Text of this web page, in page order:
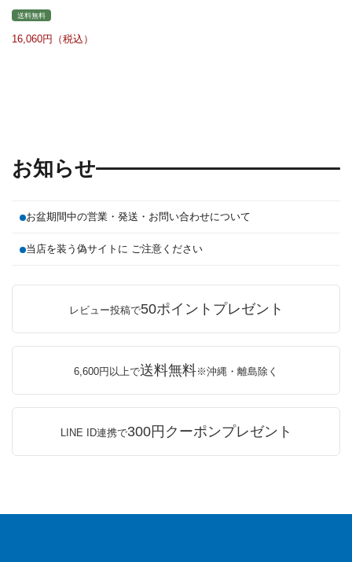
送料無料
16,060
お知らせ
お盆期間中の営業・発送・お問い合わせについて
当店を装う偽サイトに ご注意ください
レビュー投稿で50ポイントプレゼント
6,600円以上で送料無料※沖縄・離島除く
LINE ID連携で300円クーポンプレゼント